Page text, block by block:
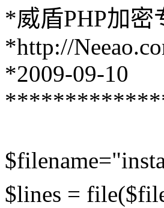
*威盾PHP加密
*http://
*2009-09-10
$lines =